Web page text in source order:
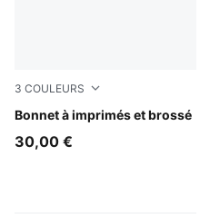
3 COULEURS
Bonnet à imprimés et brossé
Puma Black
30,00 €